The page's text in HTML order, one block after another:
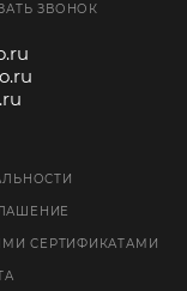
ЗВОНОК
СЕРТИФИКАТАМИ